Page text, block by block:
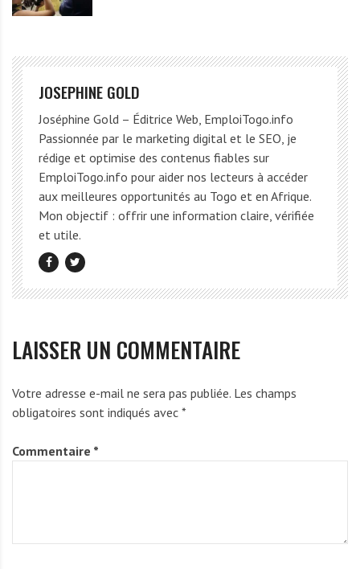
JOSEPHINE GOLD
Joséphine Gold – Éditrice Web, EmploiTogo.info
Passionnée par le marketing digital et le SEO, je
rédige et optimise des contenus fiables sur
EmploiTogo.info pour aider nos lecteurs à accéder
aux meilleures opportunités au Togo et en Afrique.
Mon objectif : offrir une information claire, vérifiée
et utile.
LAISSER UN COMMENTAIRE
Votre adresse e-mail ne sera pas publiée. Les champs
obligatoires sont indiqués avec *
Commentaire *